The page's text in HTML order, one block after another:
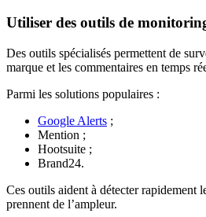
Utiliser des outils de
Des outils spécialisés permettent de
marque et les commentaires en temps
Parmi les solutions populaires :
Google Alerts ;
Mention ;
Hootsuite ;
Brand24.
Ces outils aident à détecter rapidement
prennent de l’ampleur.